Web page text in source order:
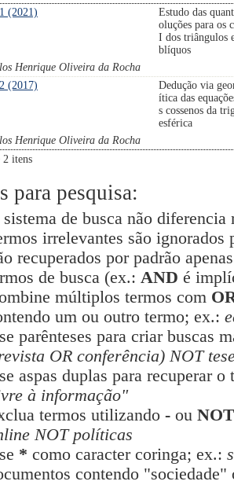
(2021)
Estudo das
oluções para os
I dos triângulos
blíquos
Henrique Oliveira da Rocha
(2017)
Dedução via
ítica das
s cossenos da
esférica
Henrique Oliveira da Rocha
2 itens
para pesquisa:
sistema de busca não
irrelevantes são ignorados
recuperados por padrão
de busca (ex.: AND é
múltiplos termos com
um ou outro termo; ex.:
parênteses para criar buscas
OR conferência) NOT
aspas duplas para recuperar
à informação"
termos utilizando - ou NOT
NOT políticas
* como caracter coringa; ex.:
contendo